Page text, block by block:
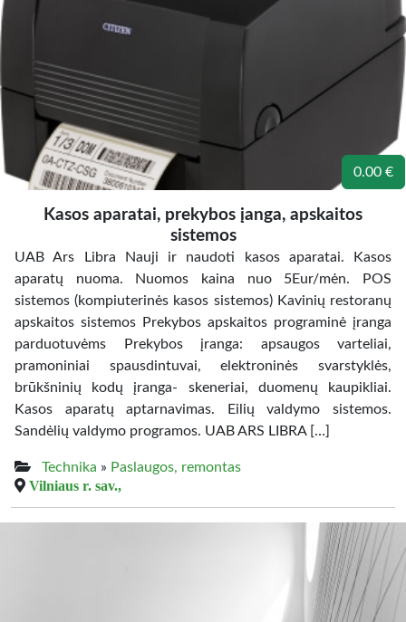
0.00 €
Kasos aparatai, prekybos įanga, apskaitos
sistemos
UAB Ars Libra Nauji ir naudoti kasos aparatai. Kasos
aparatų nuoma. Nuomos kaina nuo 5Eur/mėn. POS
sistemos (kompiuterinės kasos sistemos) Kavinių restoranų
apskaitos sistemos Prekybos apskaitos programinė įranga
parduotuvėms Prekybos įranga: apsaugos varteliai,
pramoniniai spausdintuvai, elektroninės svarstyklės,
brūkšninių kodų įranga- skeneriai, duomenų kaupikliai.
Kasos aparatų aptarnavimas. Eilių valdymo sistemos.
Sandėlių valdymo programos. UAB ARS LIBRA […]
Technika » Paslaugos, remontas
Vilniaus r. sav.,